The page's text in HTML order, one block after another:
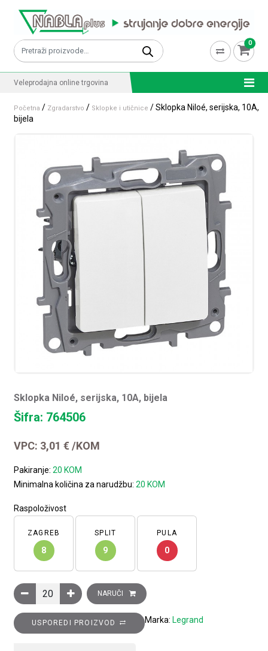
Pretraži: 0
Veleprodajna online trgovina
Početna / Zgradarstvo / Sklopke i utičnice / Sklopka Niloé, serijska, 10A,
bijela
Sklopka Niloé, serijska, 10A, bijela
Šifra: 764506
VPC: 3,01€ /KOM
Pakiranje:20 KOM
Minimalna količina za narudžbu:20 KOM
Raspoloživost
ZAGREB
8
SPLIT
9
PULA
0
Sklopka Niloé, serijska, 10A, bijela količina
NARUČI
USPOREDI PROIZVOD Marka: Legrand